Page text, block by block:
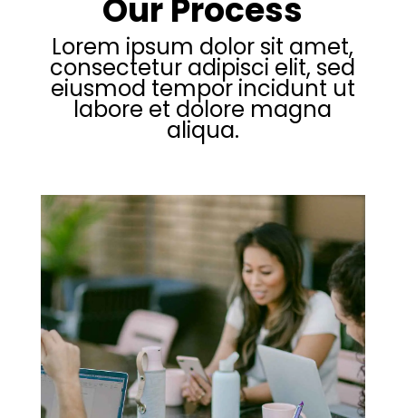
Our Process
Lorem ipsum dolor sit amet,
consectetur adipisci elit, sed
eiusmod tempor incidunt ut
labore et dolore magna
aliqua.